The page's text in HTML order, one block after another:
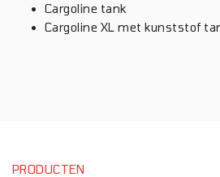
Cargoline tank
Cargoline XL met kunststof
PRODUCTEN